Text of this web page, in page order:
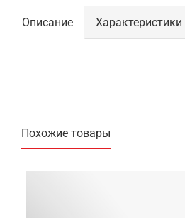
Описание Характеристики
Похожие товары